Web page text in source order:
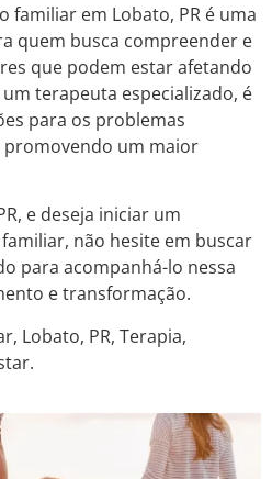
familiar em Lobato, PR é uma
quem busca compreender e
que podem estar afetando
terapeuta especializado, é
para os problemas
promovendo um maior
e deseja iniciar um
não hesite em buscar
para acompanhá-lo nessa
e transformação.
Lobato, PR, Terapia,